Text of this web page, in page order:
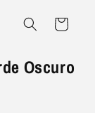
Cart
Oscuro